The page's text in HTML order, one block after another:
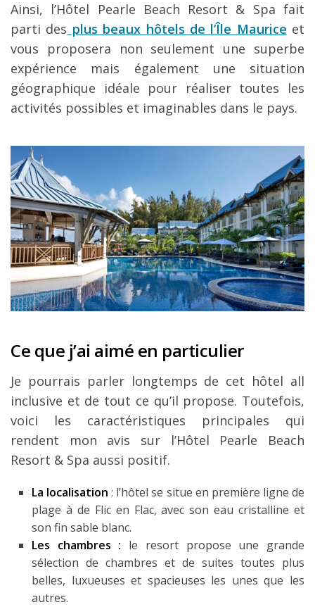
Ainsi, l’Hôtel Pearle Beach Resort & Spa fait
parti des plus beaux hôtels de l’Île Maurice et
vous proposera non seulement une superbe
expérience mais également une situation
géographique idéale pour réaliser toutes les
activités possibles et imaginables dans le pays.
Ce que j’ai aimé en particulier
Je pourrais parler longtemps de cet hôtel all
inclusive et de tout ce qu’il propose. Toutefois,
voici les caractéristiques principales qui
rendent mon avis sur l’Hôtel Pearle Beach
Resort & Spa aussi positif.
La localisation : l’hôtel se situe en première ligne de
plage à de Flic en Flac, avec son eau cristalline et
son fin sable blanc.
Les chambres : le resort propose une grande
sélection de chambres et de suites toutes plus
belles, luxueuses et spacieuses les unes que les
autres.